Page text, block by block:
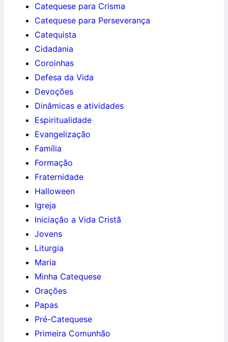
Catequese para Crisma
Catequese para Perseverança
Catequista
Cidadania
Coroinhas
Defesa da Vida
Devoções
Dinâmicas e atividades
Espiritualidade
Evangelização
Família
Formação
Fraternidade
Halloween
Igreja
Iniciação a Vida Cristã
Jovens
Liturgia
Maria
Minha Catequese
Orações
Papas
Pré-Catequese
Primeira Comunhão